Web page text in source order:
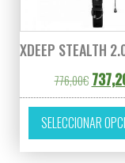
XDEEP STEALTH
776,00€ El
SELECCIONAR